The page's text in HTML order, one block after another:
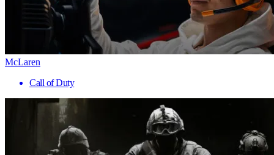
McLaren
Call of Duty